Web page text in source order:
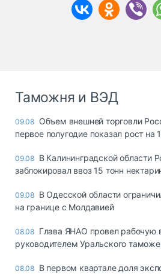
Таможня и ВЭД
09.08 Объем внешней торговли
первое полугодие показал рост на
09.08 В Калининградской области
заблокировал ввоз 15 тонн
09.08 В Одесской области
на границе с Молдавией
08.08 Глава ЯНАО провел рабочую
руководителем Уральского
08.08 В первом квартале доля